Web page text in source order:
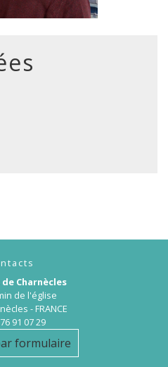
de Charnècles
de l'église
- FRANCE
91 07 29
formulaire